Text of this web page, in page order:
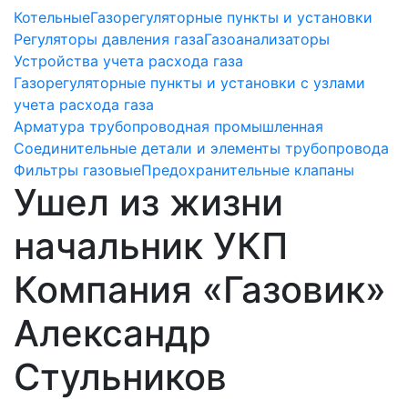
КотельныеГазорегуляторные пункты и установки
Регуляторы давления газаГазоанализаторы
Устройства учета расхода газа
Газорегуляторные пункты и установки с узлами
учета расхода газа
Арматура трубопроводная промышленная
Соединительные детали и элементы трубопровода
Фильтры газовыеПредохранительные клапаны
Ушел из жизни
начальник УКП
Компания «Газовик»
Александр
Стульников